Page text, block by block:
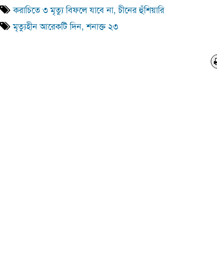
করাচিতে ৩ মৃত্যু বিফলে যাবে না, চীনের হুঁশিয়ারি
মৃত্যুহীন আরেকটি দিন, শনাক্ত ২৩